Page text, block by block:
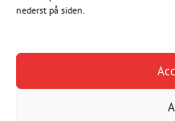
nederst på siden.